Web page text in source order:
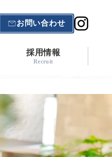
お問い合わせ
採用情報